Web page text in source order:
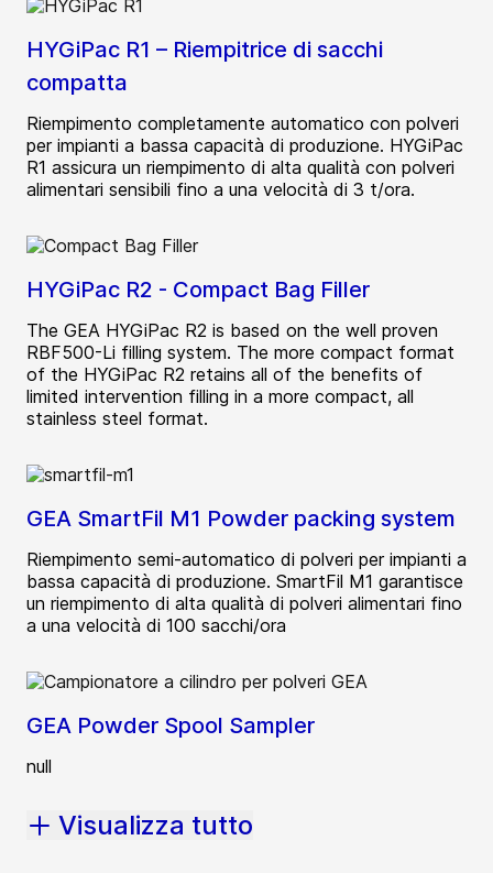
HYGiPac R1 – Riempitrice di sacchi
compatta
Riempimento completamente automatico con polveri
per impianti a bassa capacità di produzione. HYGiPac
R1 assicura un riempimento di alta qualità con polveri
alimentari sensibili fino a una velocità di 3 t/ora.
HYGiPac R2 - Compact Bag Filler
The GEA HYGiPac R2 is based on the well proven
RBF500-Li filling system. The more compact format
of the HYGiPac R2 retains all of the benefits of
limited intervention filling in a more compact, all
stainless steel format.
GEA SmartFil M1 Powder packing system
Riempimento semi-automatico di polveri per impianti a
bassa capacità di produzione. SmartFil M1 garantisce
un riempimento di alta qualità di polveri alimentari fino
a una velocità di 100 sacchi/ora
GEA Powder Spool Sampler
null
Visualizza tutto